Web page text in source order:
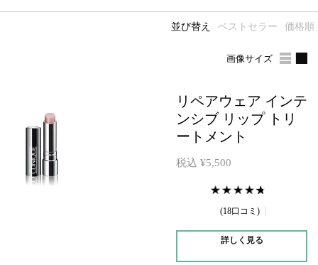
並び替え ベストセラー 価格順
画像サイズ
リペアウェア インテ
ンシブ リップ トリ
ートメント
税込 ¥5,500
18口コミ
詳しく見る